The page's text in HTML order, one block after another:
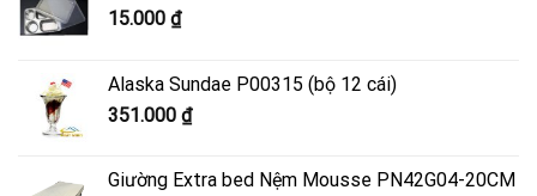
15.000 ₫
Alaska Sundae P00315 (bộ 12 cái)
351.000 ₫
Giường Extra bed Nệm Mousse PN42G04-20CM